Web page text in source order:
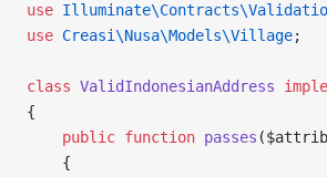
use
use Creasi\Nusa\Models\Village;
class ValidIndonesianAddress
{
    public
function passes
    {